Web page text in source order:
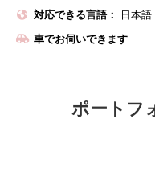
対応できる言語： 日本語
車でお伺いできます
ポートフ